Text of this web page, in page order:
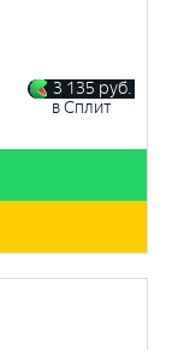
3 135 руб.
в Сплит